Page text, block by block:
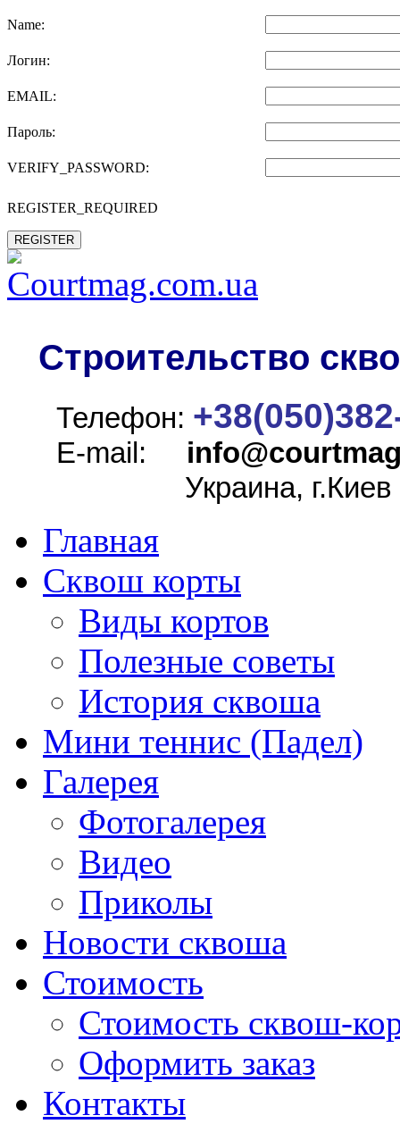
Name:
Логин:
EMAIL:
Пароль:
VERIFY_PASSWORD:
REGISTER_REQUIRED
REGISTER
Строительство
Телефон:
E-mail: info@
Украина, г.Киев
Главная
Сквош корты
Виды кортов
Полезные советы
История сквоша
Мини теннис (Падел)
Галерея
Фотогалерея
Видео
Приколы
Новости сквоша
Стоимость
Стоимость сквош-
Оформить заказ
Контакты